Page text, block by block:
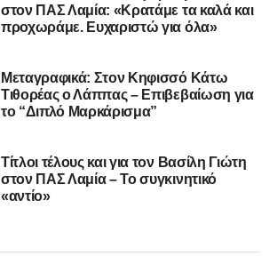
στον ΠΑΣ Λαμία: «Κρατάμε τα καλά και
προχωράμε. Ευχαριστώ για όλα»
Μεταγραφικά: Στον Κηφισσό Κάτω
Τιθορέας ο Λάππας – Επιβεβαίωση για
το “Διπλό Μαρκάρισμα”
Τίτλοι τέλους και για τον Βασίλη Γιώτη
στον ΠΑΣ Λαμία – Το συγκινητικό
«αντίο»